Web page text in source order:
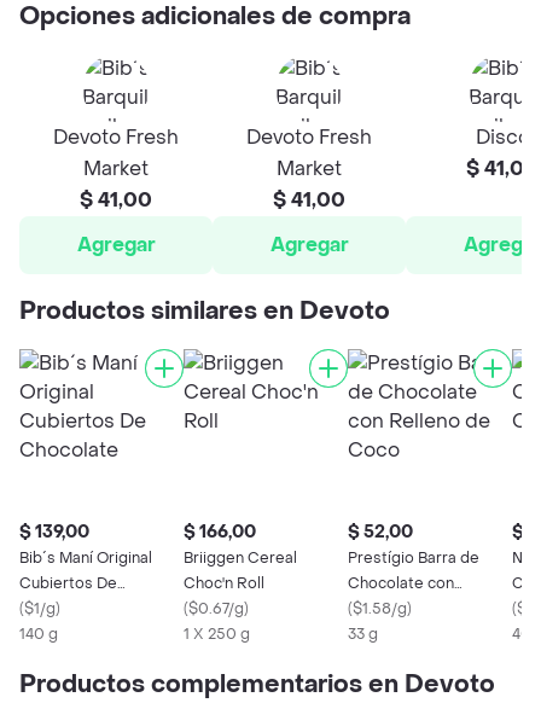
Opciones adicionales de compra
Devoto Fresh
Market
$ 41,00
Agregar
Devoto Fresh
Market
$ 41,00
Agregar
Disco
$ 41,00
Agregar
Productos similares en Devoto
$ 139,00
Bib´s Maní Original
Cubiertos De
Chocolate
($1/g)
140 g
$ 166,00
Briiggen Cereal
Choc'n Roll
($0.67/g)
1 X 250 g
$ 52,00
Prestígio Barra de
Chocolate con
Relleno de Coco
($1.58/g)
33 g
$
(
40
Productos complementarios en Devoto